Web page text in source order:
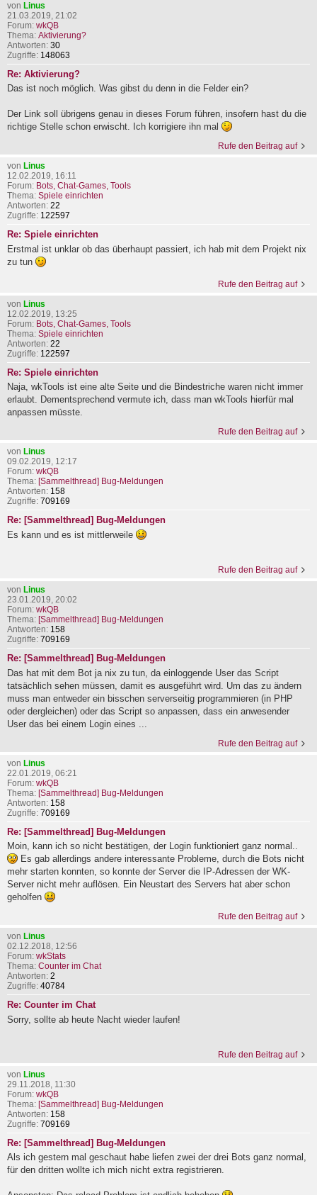
von Linus
21.03.2019, 21:02
Forum: wkQB
Thema: Aktivierung?
Antworten: 30
Zugriffe: 148063
Re: Aktivierung?
Das ist noch möglich. Was gibst du denn in die Felder ein?
Der Link soll übrigens genau in dieses Forum führen, insofern hast du die
richtige Stelle schon erwischt. Ich korrigiere ihn mal
Rufe den Beitrag auf
von Linus
12.02.2019, 16:11
Forum: Bots, Chat-Games, Tools
Thema: Spiele einrichten
Antworten: 22
Zugriffe: 122597
Re: Spiele einrichten
Erstmal ist unklar ob das überhaupt passiert, ich hab mit dem Projekt nix
zu tun
Rufe den Beitrag auf
von Linus
12.02.2019, 13:25
Forum: Bots, Chat-Games, Tools
Thema: Spiele einrichten
Antworten: 22
Zugriffe: 122597
Re: Spiele einrichten
Naja, wkTools ist eine alte Seite und die Bindestriche waren nicht immer
erlaubt. Dementsprechend vermute ich, dass man wkTools hierfür mal
anpassen müsste.
Rufe den Beitrag auf
von Linus
09.02.2019, 12:17
Forum: wkQB
Thema: [Sammelthread] Bug-Meldungen
Antworten: 158
Zugriffe: 709169
Re: [Sammelthread] Bug-Meldungen
Es kann und es ist mittlerweile
Rufe den Beitrag auf
von Linus
23.01.2019, 20:02
Forum: wkQB
Thema: [Sammelthread] Bug-Meldungen
Antworten: 158
Zugriffe: 709169
Re: [Sammelthread] Bug-Meldungen
Das hat mit dem Bot ja nix zu tun, da einloggende User das Script
tatsächlich sehen müssen, damit es ausgeführt wird. Um das zu ändern
muss man entweder ein bisschen serverseitig programmieren (in PHP
oder dergleichen) oder das Script so anpassen, dass ein anwesender
User das bei einem Login eines ...
Rufe den Beitrag auf
von Linus
22.01.2019, 06:21
Forum: wkQB
Thema: [Sammelthread] Bug-Meldungen
Antworten: 158
Zugriffe: 709169
Re: [Sammelthread] Bug-Meldungen
Moin, kann ich so nicht bestätigen, der Login funktioniert ganz normal..
Es gab allerdings andere interessante Probleme, durch die Bots nicht
mehr starten konnten, so konnte der Server die IP-Adressen der WK-
Server nicht mehr auflösen. Ein Neustart des Servers hat aber schon
geholfen
Rufe den Beitrag auf
von Linus
02.12.2018, 12:56
Forum: wkStats
Thema: Counter im Chat
Antworten: 2
Zugriffe: 40784
Re: Counter im Chat
Sorry, sollte ab heute Nacht wieder laufen!
Rufe den Beitrag auf
von Linus
29.11.2018, 11:30
Forum: wkQB
Thema: [Sammelthread] Bug-Meldungen
Antworten: 158
Zugriffe: 709169
Re: [Sammelthread] Bug-Meldungen
Als ich gestern mal geschaut habe liefen zwei der drei Bots ganz normal,
für den dritten wollte ich mich nicht extra registrieren.